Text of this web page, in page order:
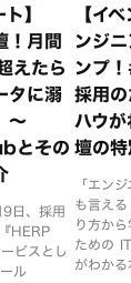
】
月間
えたら
タに溺
〜
とその
日、採用
HERP
ビスとし
ル
【イ
ンジ
ンプ
採用
ハウ
壇の
「エン
も言え
り方か
ための
がわかる